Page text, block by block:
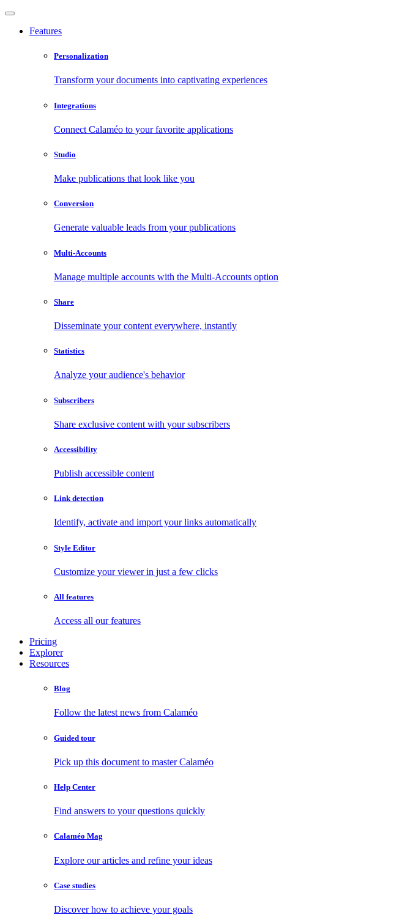
Features
Personalization
Transform your documents into captivating experiences
Integrations
Connect Calaméo to your favorite applications
Studio
Make publications that look like you
Conversion
Generate valuable leads from your publications
Multi-Accounts
Manage multiple accounts with the Multi-Accounts option
Share
Disseminate your content everywhere, instantly
Statistics
Analyze your audience's behavior
Subscribers
Share exclusive content with your subscribers
Accessibility
Publish accessible content
Link detection
Identify, activate and import your links automatically
Style Editor
Customize your viewer in just a few clicks
All features
Access all our features
Pricing
Explorer
Resources
Blog
Follow the latest news from Calaméo
Guided tour
Pick up this document to master Calaméo
Help Center
Find answers to your questions quickly
Calaméo Mag
Explore our articles and refine your ideas
Case studies
Discover how to achieve your goals